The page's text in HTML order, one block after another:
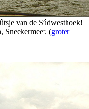
van de Súdwesthoek!
Sneekermeer. (groter